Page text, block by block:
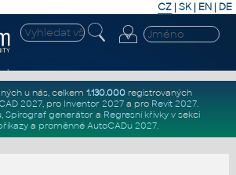
CZ | SK| EN | DE
u nás, celkem 1.130.000registrovaných
2027, pro Inventor 2027a pro Revit 2027.
, Spirograf generátor a Regresní křivkyv sekci
a proměnné AutoCADu 2027.